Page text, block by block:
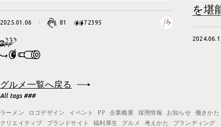
2025.01.06 81 72395
を堪
グルメ一覧へ戻る
All tags ###
ラーメン ロゴデザイン イベント PP 企業概要 採用情報 お知らせ
働きかた
クリエイティブ
ブランドサイト 福利厚生 グルメ 考えかた
ブランディング